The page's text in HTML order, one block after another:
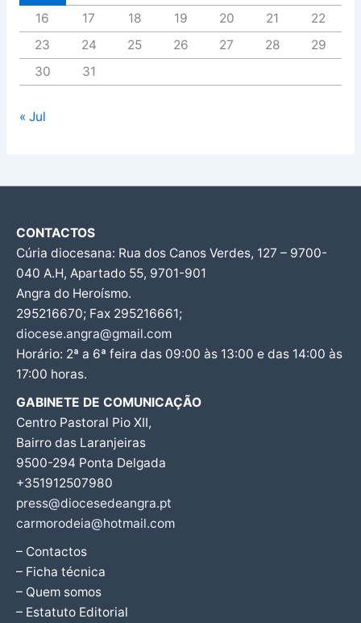
16
17 18 19 20 21
22
23
24 25 26 27 28
29
30
31
« Jul
CONTACTOS
Cúria diocesana: Rua dos Canos Verdes, 127 – 9700-
040 A.H, Apartado 55, 9701-901
Angra do Heroísmo.
295216670; Fax 295216661;
diocese.angra@gmail.com
Horário: 2ª a 6ª feira das 09:00 às 13:00 e das 14:00 às
17:00 horas.
GABINETE DE COMUNICAÇÃO
Centro Pastoral Pio XII,
Bairro das Laranjeiras
9500-294 Ponta Delgada
+351912507980
press@diocesedeangra.pt
carmorodeia@hotmail.com
– Contactos
– Ficha técnica
– Quem somos
– Estatuto Editorial